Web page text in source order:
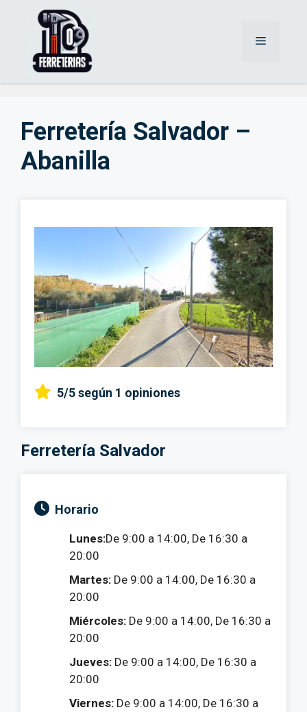
Menú
Ferretería Salvador –
Abanilla
5/5según 1 opiniones
Ferretería Salvador
Horario
Lunes:De 9:00 a 14:00, De 16:30 a
20:00
Martes: De 9:00 a 14:00, De 16:30 a
20:00
Miércoles: De 9:00 a 14:00, De 16:30 a
20:00
Jueves: De 9:00 a 14:00, De 16:30 a
20:00
Viernes: De 9:00 a 14:00, De 16:30 a